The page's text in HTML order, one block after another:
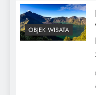
OBJEK WISATA